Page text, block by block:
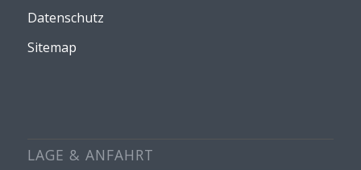
Datenschutz
Sitemap
LAGE & ANFAHRT